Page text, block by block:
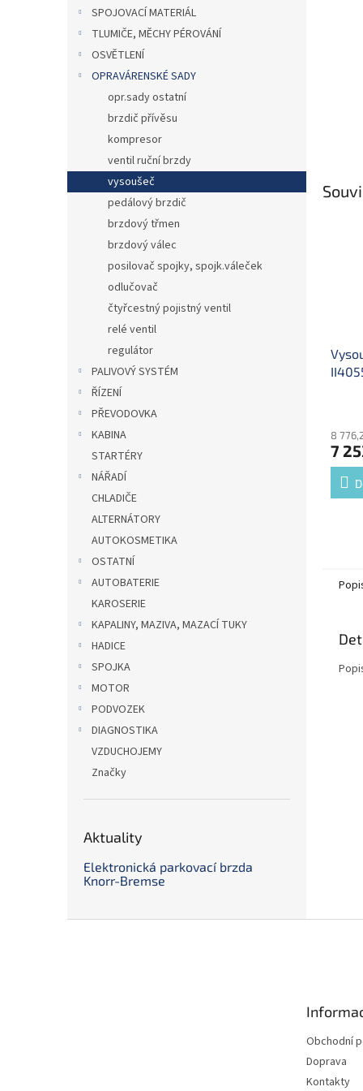
SPOJOVACÍ MATERIÁL
TLUMIČE, MĚCHY PÉROVÁNÍ
OSVĚTLENÍ
OPRAVÁRENSKÉ SADY
opr.sady ostatní
brzdič přívěsu
kompresor
ventil ruční brzdy
vysoušeč
pedálový brzdič
brzdový třmen
brzdový válec
posilovač spojky, spojk.váleček
odlučovač
čtyřcestný pojistný ventil
relé ventil
regulátor
PALIVOVÝ SYSTÉM
ŘÍZENÍ
PŘEVODOVKA
KABINA
STARTÉRY
NÁŘADÍ
CHLADIČE
ALTERNÁTORY
AUTOKOSMETIKA
OSTATNÍ
AUTOBATERIE
KAROSERIE
KAPALINY, MAZIVA, MAZACÍ TUKY
HADICE
SPOJKA
MOTOR
PODVOZEK
DIAGNOSTIKA
VZDUCHOJEMY
Značky
Aktuality
Elektronická parkovací brzda
Knorr-Bremse
8
7
Obchodní
Doprava
Kontakty